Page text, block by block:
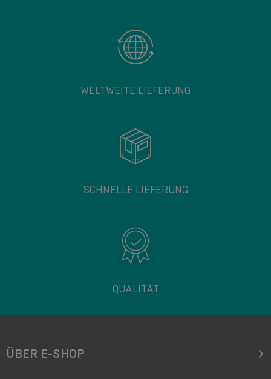
WELTWEITE LIEFERUNG
SCHNELLE LIEFERUNG
QUALITÄT
ÜBER E-SHOP